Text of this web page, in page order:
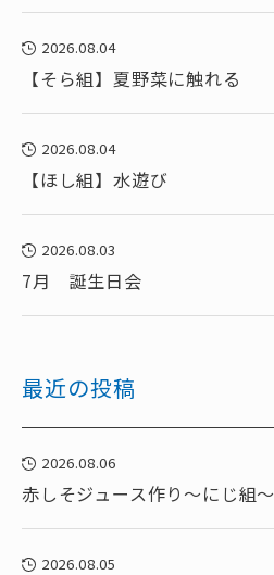
2026.08.04
【そら組】夏野菜に触れる
2026.08.04
【ほし組】水遊び
2026.08.03
7月 誕生日会
最近の投稿
2026.08.06
赤しそジュース作り～にじ組～
2026.08.05